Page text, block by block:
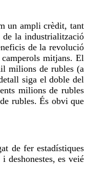
un ampli crèdit, tant
de la industrialització
de la revolució
camperols mitjans. El
milions de rubles (a
siga el doble del
milions de rubles
rubles. És obvi que
de fer estadístiques
deshonestes, es veié